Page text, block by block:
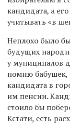
кандидата, а
учитывать «в
Неплохо было
будущих
у муниципалов
помню
кандидата в
им пенсии.
стоило бы
Кстати, есть